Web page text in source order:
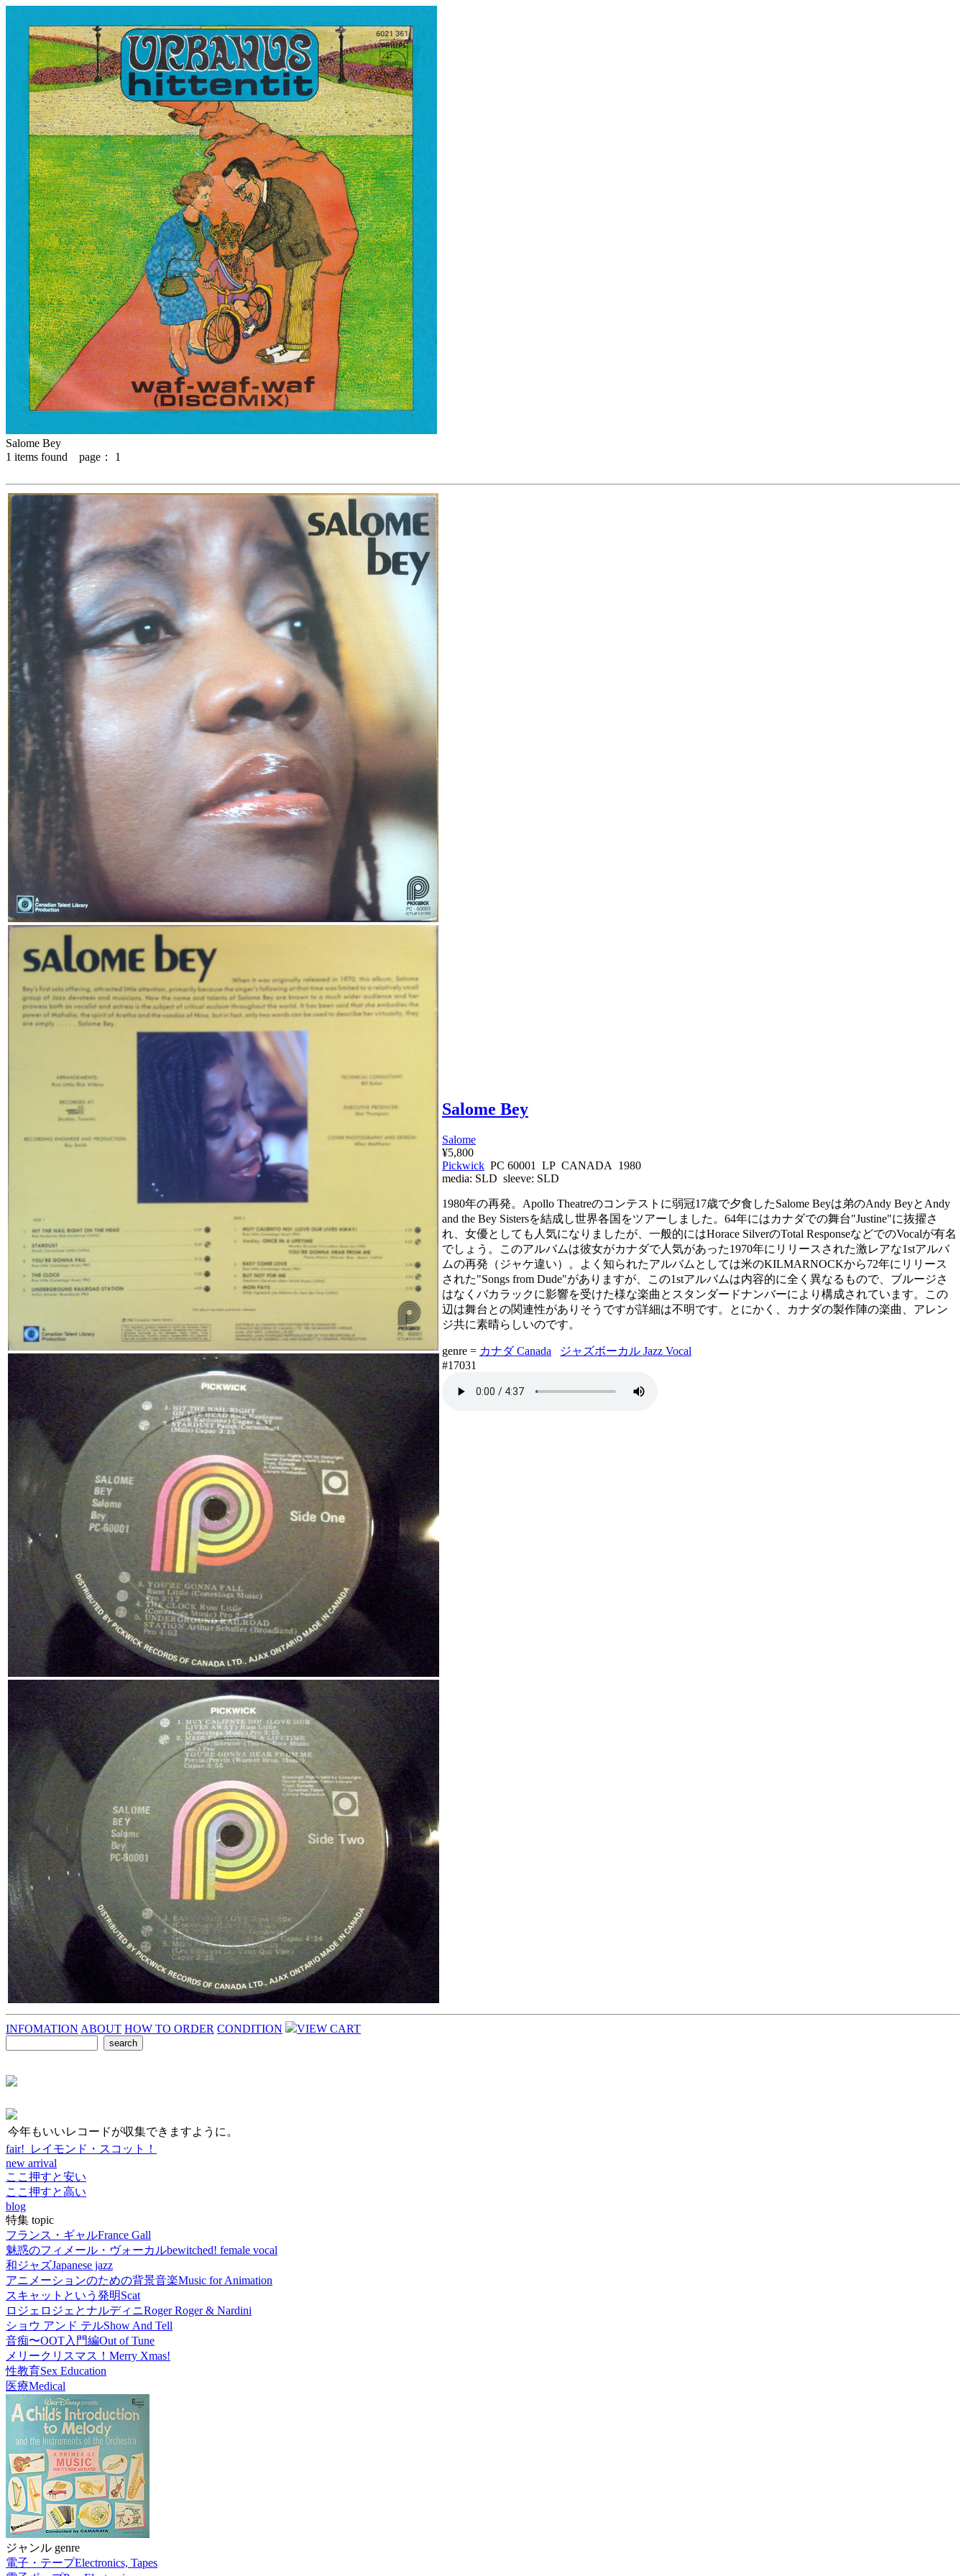
Salome Bey
1 items found page： 1
Salome Bey
Salome
¥5,800
Pickwick PC 60001 LP CANADA 1980
media: SLD sleeve: SLD
1980年の再発。Apollo Theatreのコンテストに弱冠17歳で夕食したSalome Beyは弟のAndy BeyとAndy
and the Bey Sistersを結成し世界各国をツアーしました。64年にはカナダでの舞台"Justine"に抜擢さ
れ、女優としても人気になりましたが、一般的にはHorace SilverのTotal ResponseなどでのVocalが有名
でしょう。このアルバムは彼女がカナダで人気があった1970年にリリースされた激レアな1stアルバ
ムの再発（ジャケ違い）。よく知られたアルバムとしては米のKILMARNOCKから72年にリリース
された"Songs from Dude"がありますが、この1stアルバムは内容的に全く異なるもので、ブルージさ
はなくバカラックに影響を受けた様な楽曲とスタンダードナンバーにより構成されています。この
辺は舞台との関連性がありそうですが詳細は不明です。とにかく、カナダの製作陣の楽曲、アレン
ジ共に素晴らしいのです。
genre = カナダ Canada
ジャズボーカル Jazz Vocal
#17031
INFOMATION ABOUT HOW TO ORDER CONDITION VIEW CART
今年もいいレコードが収集できますように。
fair! レイモンド・スコット！
new arrival
ここ押すと安い
ここ押すと高い
blog
特集 topic
フランス・ギャルFrance Gall
魅惑のフィメール・ヴォーカルbewitched! female vocal
和ジャズJapanese jazz
アニメーションのための背景音楽Music for Animation
スキャットという発明Scat
ロジェロジェとナルディニRoger Roger & Nardini
ショウ アンド テルShow And Tell
音痴〜OOT入門編Out of Tune
メリークリスマス！ Merry Xmas!
性教育Sex Education
医療Medical
ジャンル genre
電子・テープElectronics, Tapes